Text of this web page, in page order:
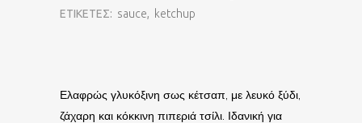
ΕΤΙΚΈΤΕΣ: sauce, ketchup
Ελαφρώς γλυκόξινη σως κέτσαπ, με λευκό ξύδι,
ζάχαρη και κόκκινη πιπεριά τσίλι. Ιδανική για